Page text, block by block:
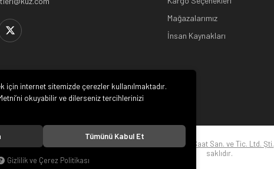
Mağazalarımız
İnsan Kaynakları
Kuz Optik ve Saat San. ve Tic. Ltd. Şti.
saklıdır.
için internet sitemizde çerezler kullanılmaktadır.
okuyabilir ve dilerseniz tercihlerinizi
Tümünü Kabul Et
Gizlilik ve Çerez Politikası